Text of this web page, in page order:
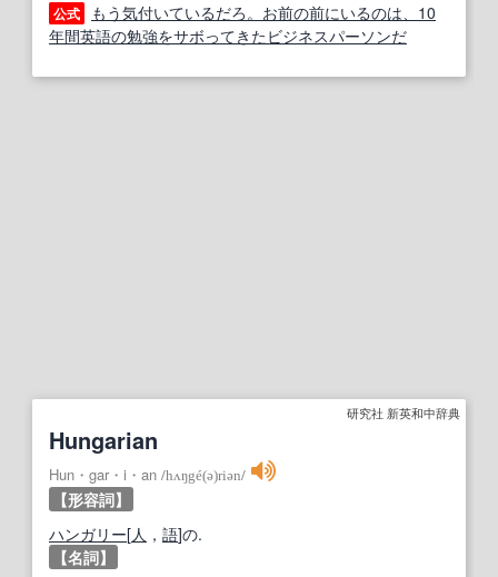
公式
もう気付いているだろ。お前の前にいるのは、10
年間英語の勉強をサボってきたビジネスパーソンだ
研究社 新英和中辞典
Hungarian
Hun・gar・i・an /hʌŋgé(ə)riən/
【形容詞】
ハンガリー[人 ， 語]の.
【名詞】